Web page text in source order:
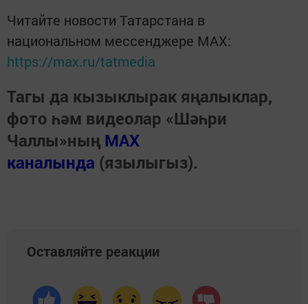
Читайте новости Татарстана в
национальном мессенджере MАХ:
https://max.ru/tatmedia
Тагы да кызыклырак яңалыклар,
фото һәм видеолар «Шәһри
Чаллы»ның MAX
каналында (язылыгыз).
Оставляйте реакции